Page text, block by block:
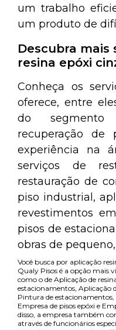
um trabalho
um produto de
Descubra mais
resina epóxi
Conheça os
oferece, entre
do
recuperação de
experiência na
serviços de
restauração de
piso industrial,
revestimentos
pisos de
obras de
Você busca por aplicação
Qualy Pisos é a opção mais
como o de Aplicação de
estacionamentos, Aplicação
Pintura de
Empresa de pisos epóxi e
disso, a empresa também
através de funcionários